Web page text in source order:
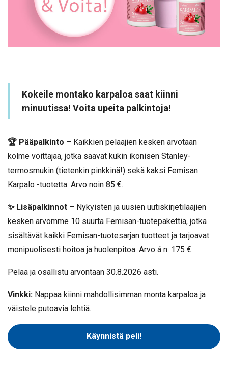
Kokeile montako karpaloa saat kiinni
minuutissa! Voita upeita palkintoja!
🏆 Pääpalkinto – Kaikkien pelaajien kesken arvotaan
kolme voittajaa, jotka saavat kukin ikonisen Stanley-
termosmukin (tietenkin pinkkinä!) sekä kaksi Femisan
Karpalo -tuotetta. Arvo noin 85 €.
✨ Lisäpalkinnot – Nykyisten ja uusien uutiskirjetilaajien
kesken arvomme 10 suurta Femisan-tuotepakettia, jotka
sisältävät kaikki Femisan-tuotesarjan tuotteet ja tarjoavat
monipuolisesti hoitoa ja huolenpitoa. Arvo á n. 175 €.
Pelaa ja osallistu arvontaan 30.8.2026 asti.
Vinkki: Nappaa kiinni mahdollisimman monta karpaloa ja
väistele putoavia lehtiä.
Käynnistä peli!